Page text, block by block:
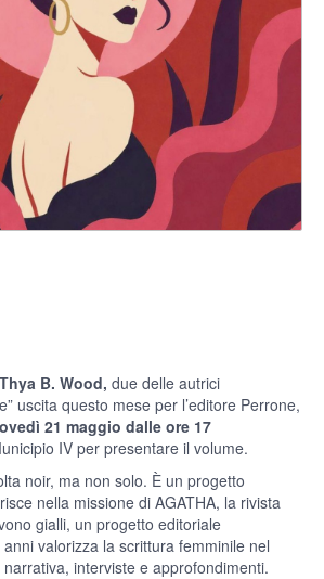
B. Wood, due delle autrici
uscita questo mese per l’editore Perrone,
21 maggio dalle ore 17
IV per presentare il volume.
noir, ma non solo. È un progetto
nella missione di AGATHA, la rivista
gialli, un progetto editoriale
valorizza la scrittura femminile nel
interviste e approfondimenti.